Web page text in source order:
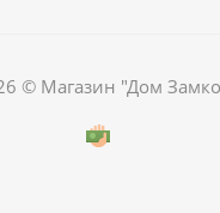
© Магазин "Дом